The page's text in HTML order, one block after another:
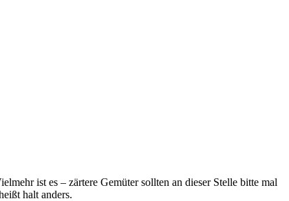
ist es – zärtere Gemüter sollten an dieser Stelle bitte mal
halt anders.